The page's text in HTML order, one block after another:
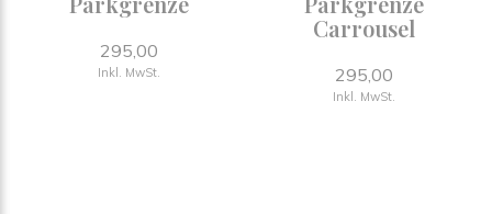
295,00
Inkl. MwSt.
Carrousel
295,00
Inkl. MwSt.